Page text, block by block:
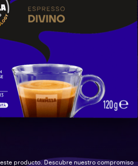
este producto. Descubre nuestro compromiso